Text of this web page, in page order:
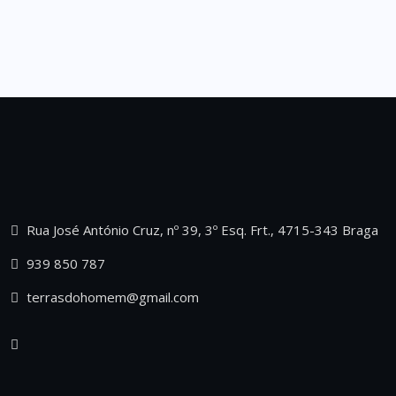
Rua José António Cruz, nº 39, 3º Esq. Frt., 4715-343 Braga
939 850 787
terrasdohomem@gmail.com